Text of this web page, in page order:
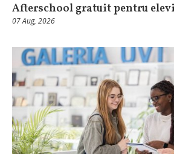
Afterschool gratuit pentru
07 Aug, 2026